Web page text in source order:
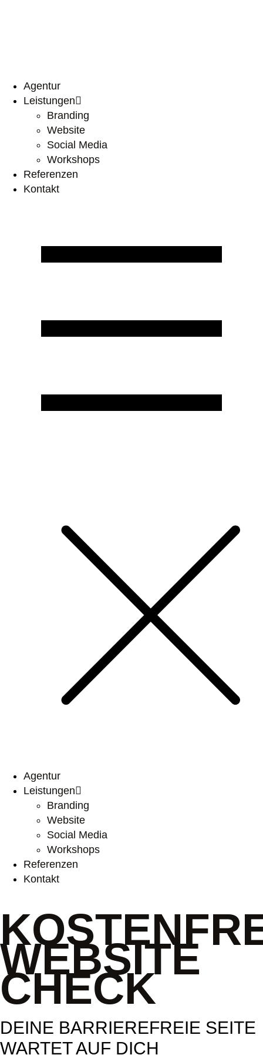
Agentur
Leistungen
Branding
Website
Social Media
Workshops
Referenzen
Kontakt
Agentur
Leistungen
Branding
Website
Social Media
Workshops
Referenzen
Kontakt
WEBSITE
CHECK
DEINE BARRIEREFREIE SEITE
WARTET AUF DICH